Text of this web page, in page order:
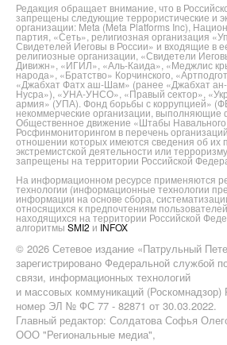
Редакция обращает внимание, что в
запрещены следующие террористические и
организации: Meta (Meta Platforms Inc),
партия, «Сеть», религиозная организация
Свидетелей Иеговы в России» и входящие в
религиозные организации, «Свидетели
Дивижн», «ИГИЛ», «Аль-Каида», «Меджлис
народа», «Братство» Корчинского,
«Джабхат Фатх аш-Шам» (ранее «Джабхат
Нусра»), «УНА-УНСО», «Правый сектор»,
армия» (УПА). Фонд борьбы с коррупцией»
некоммерческие организации, выполняющие
Общественное движение «Штабы
Росфинмониторингом в перечень
отношении которых имеются сведения об их
экстремистской деятельности или
запрещены на территории Российской
На информационном ресурсе применяются
технологии (информационные технологии
информации на основе сбора,
относящихся к предпочтениям
находящихся на территории Российской
алгоритмы SMI2 и INFOX
© 2026 Сетевое издание «Патрульный
зарегистрировано Федеральной службой
связи, информационных технологий
и массовых коммуникаций (Роскомнадзор)
номер ЭЛ № ФС 77 - 82871 от 30.03.2022.
Главный редактор: Солдатова Софья
ООО "Региональные медиа",